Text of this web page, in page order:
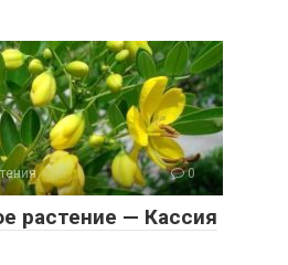
0
растение — Кассия